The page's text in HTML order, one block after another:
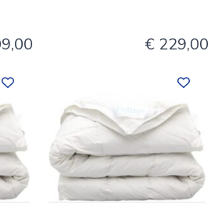
€ 229,00